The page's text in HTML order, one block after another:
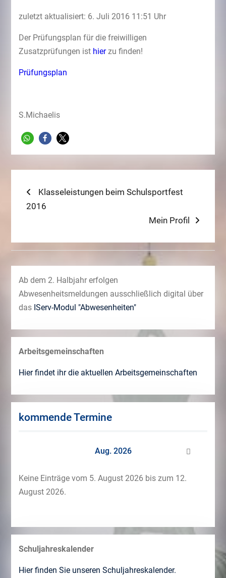
zuletzt aktualisiert: 6. Juli 2016 11:51 Uhr
Der Prüfungsplan für die freiwilligen
Zusatzprüfungen ist hierzu finden!
Prüfungsplan
S.Michaelis
Beitragsnavigation
Previous
post:
Klasseleistungen beim Schulsportfest
2016
Next
Mein Profil
Ab dem 2. Halbjahr erfolgen
Abwesenheitsmeldungen ausschließlich digital über
das IServ-Modul "Abwesenheiten"
Arbeitsgemeinschaften
Hier findet ihr die aktuellen Arbeitsgemeinschaften
kommende Termine
Aug. 2026
Keine Einträge vom 5. August 2026 bis zum 12.
August 2026.
Schuljahreskalender
Hier finden Sie unseren Schuljahreskalender.